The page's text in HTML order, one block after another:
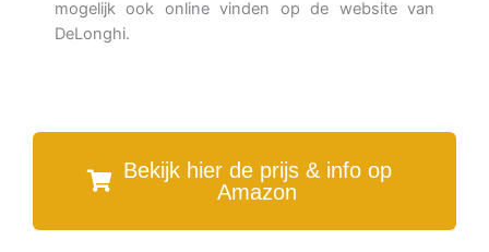
mogelijk ook online vinden op de website van
DeLonghi.
Bekijk hier de prijs & info op
Amazon